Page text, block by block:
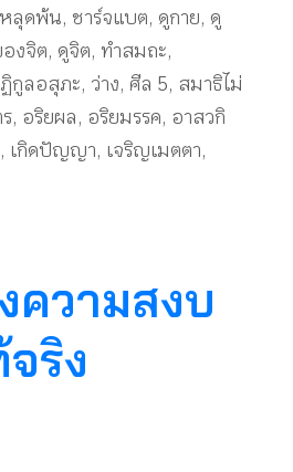
ลุดพ้น, ชาร์จแบต, ดูกาย, ดู
งจิต, ดูจิต, ทำสมถะ,
กูลอสุภะ, ว่าง, ศีล 5, สมาธิไม่
, อริยผล, อริยมรรค, อาสวกิ
, เกิดปัญญา, เจริญเมตตา,
ความสงบ
ริง